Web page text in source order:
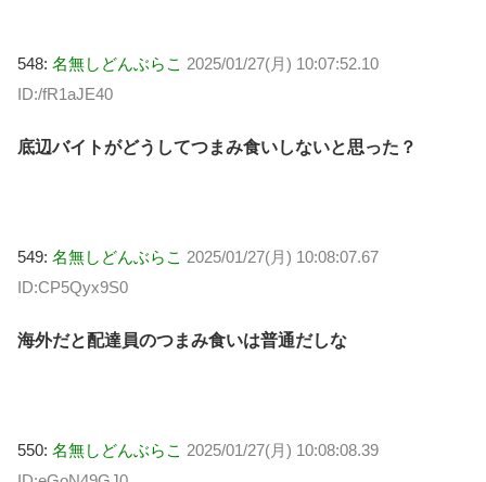
548: 名無しどんぶらこ 2025/01/27(月) 10:07:52.10
ID:/fR1aJE40
底辺バイトがどうしてつまみ食いしないと思った？
549: 名無しどんぶらこ 2025/01/27(月) 10:08:07.67
ID:CP5Qyx9S0
海外だと配達員のつまみ食いは普通だしな
550: 名無しどんぶらこ 2025/01/27(月) 10:08:08.39